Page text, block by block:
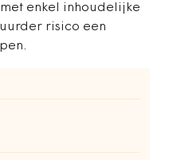
enkel inhoudelijke
risico een